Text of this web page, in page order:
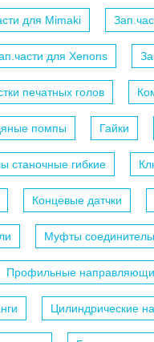
для Mimaki
для Xenons
печатных голов
помпы Гайки
станочные гибкие
Концевые датчки
Муфты
Профильные
Цилиндрические